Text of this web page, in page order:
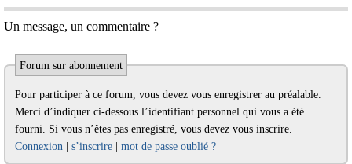
Un message, un commentaire ?
Forum sur abonnement
Pour participer à ce forum, vous devez vous enregistrer au préalable.
Merci d’indiquer ci-dessous l’identifiant personnel qui vous a été
fourni. Si vous n’êtes pas enregistré, vous devez vous inscrire.
Connexion | s’inscrire | mot de passe oublié ?